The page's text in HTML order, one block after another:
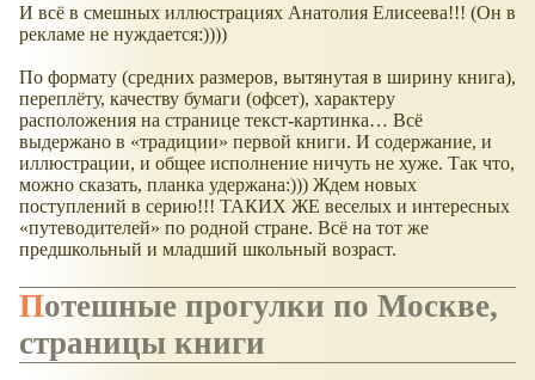
И всё в смешных иллюстрациях Анатолия Елисеева!!! (Он в
рекламе не нуждается:))))
По формату (средних размеров, вытянутая в ширину книга),
переплёту, качеству бумаги (офсет), характеру
расположения на странице текст-картинка… Всё
выдержано в
традиции
первой книги. И содержание, и
иллюстрации, и общее исполнение ничуть не хуже. Так что,
можно сказать, планка удержана:))) Ждем новых
поступлений в серию!!! ТАКИХ ЖЕ веселых и интересных
путеводителей
по родной стране. Всё на тот же
предшкольный и младший школьный возраст.
Потешные прогулки по Москве,
страницы книги